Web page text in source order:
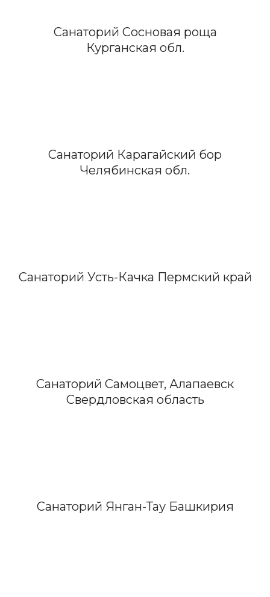
Санаторий Сосновая роща
Курганская обл.
Санаторий Карагайский бор
Челябинская обл.
Санаторий Усть-Качка Пермский край
Санаторий Самоцвет, Алапаевск
Свердловская область
Санаторий Янган-Тау Башкирия